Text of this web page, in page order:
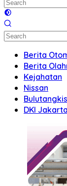
Berita
Berita
Kejahatan
Nissan
Bulutangkis
DKI Jakarta